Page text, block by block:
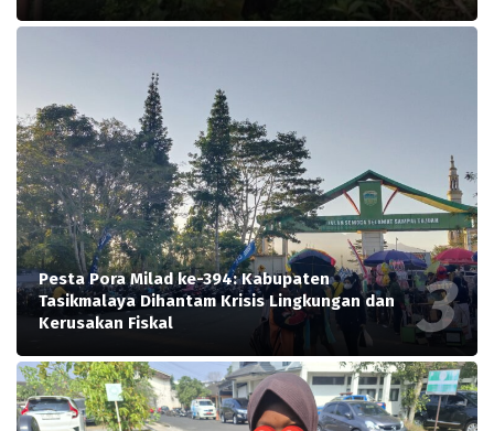
Pesta Pora Milad ke-394: Kabupaten
Tasikmalaya Dihantam Krisis Lingkungan dan
Kerusakan Fiskal